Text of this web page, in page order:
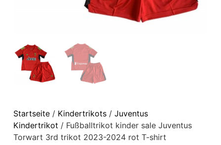
Startseite/ Kindertrikots/ Juventus
Kindertrikot / Fußballtrikot kinder sale Juventus
Torwart 3rd trikot 2023-2024 rot T-shirt